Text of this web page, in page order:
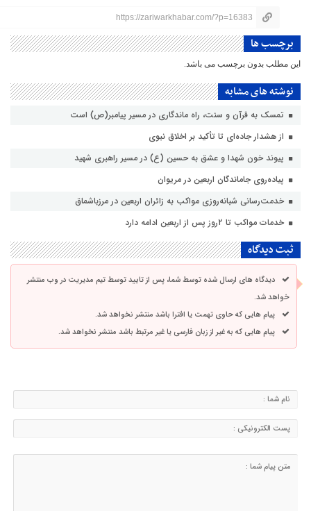
https://zariwarkhabar.com/?p=16383
برچسب ها
این مطلب بدون برچسب می باشد.
نوشته های مشابه
تمسک به قرآن و سنت، راه ماندگاری در مسیر پیامبر(ص) است
از هشدار جاده‌ای تا تأکید بر اخلاق نبوی
پیوند خون شهدا و عشق به حسین (ع) در مسیر راهبری شهید
پیاده‌روی جاماندگان اربعین در مریوان
خدمت‌رسانی شبانه‌روزی مواکب به زائران اربعین در مرزباشماق
خدمات مواکب تا ۲روز پس از اربعین ادامه دارد
ثبت دیدگاه
دیدگاه های ارسال شده توسط شما، پس از تایید توسط تیم مدیریت در وب منتشر
خواهد شد.
پیام هایی که حاوی تهمت یا افترا باشد منتشر نخواهد شد.
پیام هایی که به غیر از زبان فارسی یا غیر مرتبط باشد منتشر نخواهد شد.